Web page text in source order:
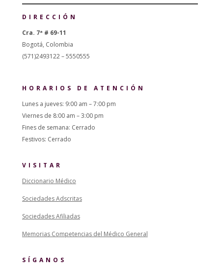
DIRECCIÓN
Cra. 7ª # 69-11
Bogotá, Colombia
(571)2493122 – 5550555
HORARIOS DE ATENCIÓN
Lunes a jueves: 9:00 am – 7:00 pm
Viernes de 8:00 am – 3:00 pm
Fines de semana: Cerrado
Festivos: Cerrado
VISITAR
Diccionario Médico
Sociedades Adscritas
Sociedades Afiliadas
Memorias Competencias del Médico General
SÍGANOS